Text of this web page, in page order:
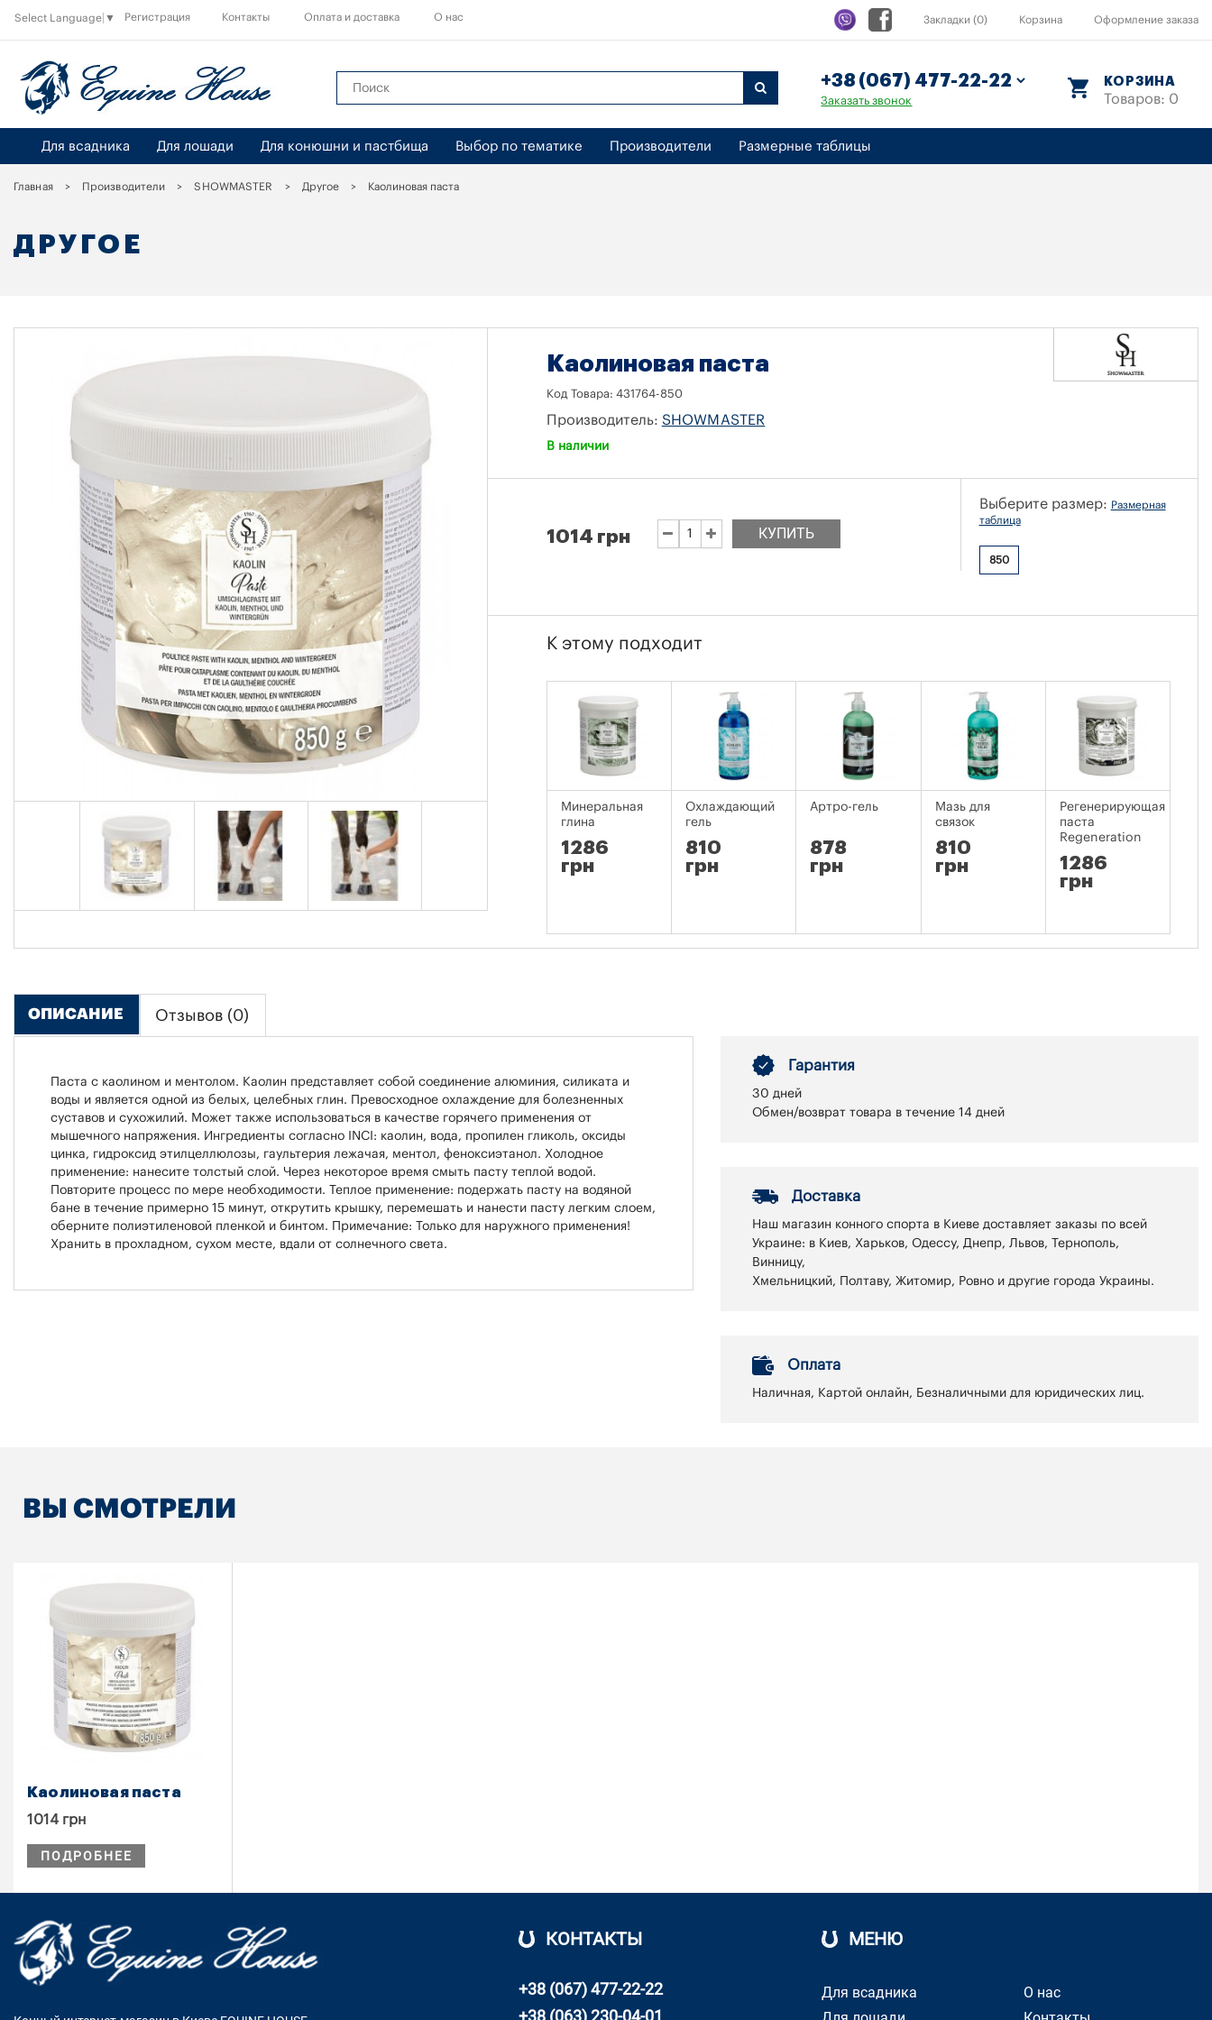
Select Language ▼ Регистрация Контакты Оплата и доставка О нас Закладки (0) Корзина Оформление заказа
Заказать звонок
КОРЗИНА
Товаров: 0
Для всадника Для лошади Для конюшни и пастбища Выбор по тематике Производители Размерные таблицы
Главная Производители SHOWMASTER Другое Каолиновая паста
ДРУГОЕ
Каолиновая паста
Код Товара: 431764-850
Производитель: SHOWMASTER
В наличии
КУПИТЬ
1014 грн
Выберите размер: Размерная
таблица
850
К этому подходит
Минеральная
глина
1286
грн
Охлаждающий
гель
810
грн
Артро-гель
878
грн
Мазь для
связок
810
грн
Регенерирующая
паста
Regeneration
1286
грн
ОПИСАНИЕ Отзывов (0)
Паста с каолином и ментолом. Каолин представляет собой соединение алюминия, силиката и
воды и является одной из белых, целебных глин. Превосходное охлаждение для болезненных
суставов и сухожилий. Может также использоваться в качестве горячего применения от
мышечного напряжения. Ингредиенты согласно INCI: каолин, вода, пропилен гликоль, оксиды
цинка, гидроксид этилцеллюлозы, гаультерия лежачая, ментол, феноксиэтанол. Холодное
применение: нанесите толстый слой. Через некоторое время смыть пасту теплой водой.
Повторите процесс по мере необходимости. Теплое применение: подержать пасту на водяной
бане в течение примерно 15 минут, открутить крышку, перемешать и нанести пасту легким слоем,
оберните полиэтиленовой пленкой и бинтом. Примечание: Только для наружного применения!
Хранить в прохладном, сухом месте, вдали от солнечного света.
Гарантия
30 дней
Обмен/возврат товара в течение 14 дней
Доставка
Наш магазин конного спорта в Киеве доставляет заказы по всей
Украине: в Киев, Харьков, Одессу, Днепр, Львов, Тернополь,
Винницу,
Хмельницкий, Полтаву, Житомир, Ровно и другие города Украины.
Оплата
Наличная, Картой онлайн, Безналичными для юридических лиц.
ВЫ СМОТРЕЛИ
Каолиновая паста
1014 грн
ПОДРОБНЕЕ
КОНТАКТЫ
+38 (067) 477-22-22
+38 (063) 230-04-01
МЕНЮ
Для всадника
О нас